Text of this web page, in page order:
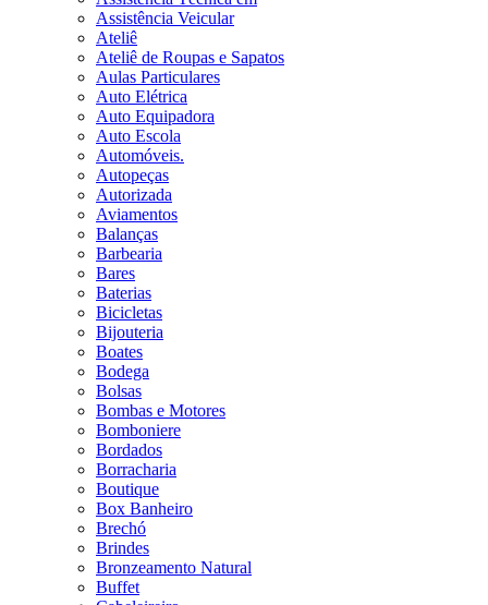
Assistência Veicular
Ateliê
Ateliê de Roupas e Sapatos
Aulas Particulares
Auto Elétrica
Auto Equipadora
Auto Escola
Automóveis.
Autopeças
Autorizada
Aviamentos
Balanças
Barbearia
Bares
Baterias
Bicicletas
Bijouteria
Boates
Bodega
Bolsas
Bombas e Motores
Bomboniere
Bordados
Borracharia
Boutique
Box Banheiro
Brechó
Brindes
Bronzeamento Natural
Buffet